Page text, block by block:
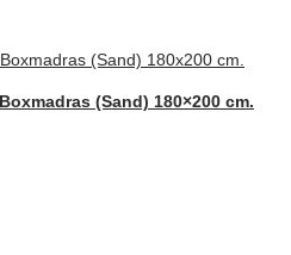
(Sand) 180×200 cm.